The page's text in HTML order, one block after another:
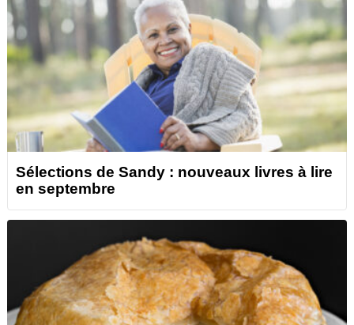
Sélections de Sandy : nouveaux livres à lire
en septembre